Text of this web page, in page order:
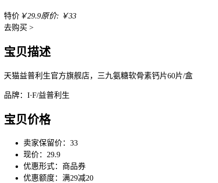
特价 ￥29.9原价: ￥33
去购买 >
宝贝描述
天猫益普利生官方旗舰店，三九氨糖软骨素钙片60片/盒
品牌：I·F/益普利生
宝贝价格
卖家保留价：33
现价：29.9
优惠形式：商品券
优惠额度：满29减20